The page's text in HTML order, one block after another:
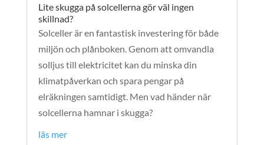
Lite skugga på solcellerna gör väl ingen
skillnad?
Solceller är en fantastisk investering för både
miljön och plånboken. Genom att omvandla
solljus till elektricitet kan du minska din
klimatpåverkan och spara pengar på
elräkningen samtidigt. Men vad händer när
solcellerna hamnar i skugga?
läs mer